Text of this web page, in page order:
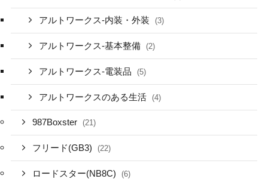
アルトワークス-内装・外装 (3)
アルトワークス-基本整備 (2)
アルトワークス-電装品 (5)
アルトワークスのある生活 (4)
987Boxster (21)
フリード(GB3) (22)
ロードスター(NB8C) (6)